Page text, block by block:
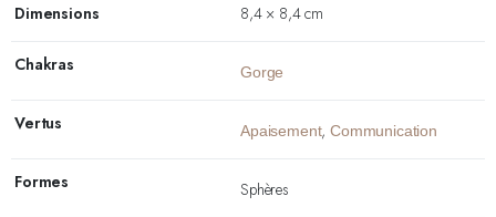
Dimensions
8,4 × 8,4 cm
Chakras Gorge
Vertus Apaisement,Communication
Formes Sphères